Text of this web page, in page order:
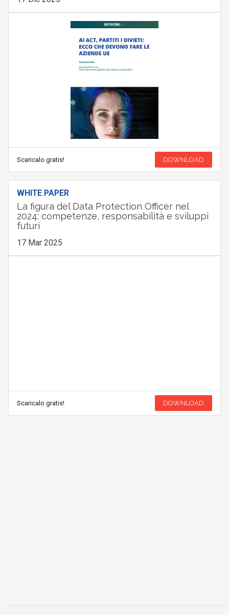
Scaricalo gratis! DOWNLOAD
WHITE PAPER
La figura del Data Protection Officer nel
2024: competenze, responsabilità e sviluppi
futuri
17 Mar 2025
Scaricalo gratis! DOWNLOAD